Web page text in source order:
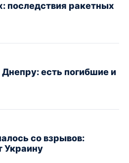
последствия ракетных
есть погибшие и
со взрывов:
Украину